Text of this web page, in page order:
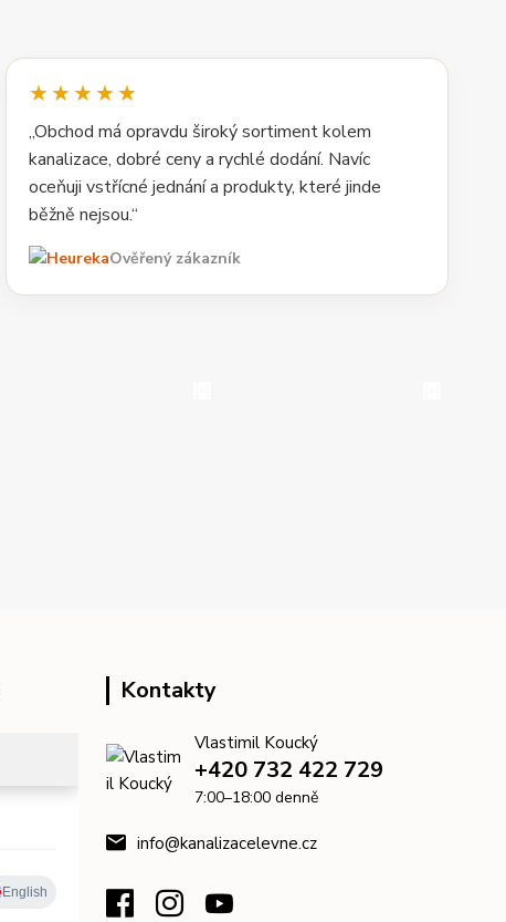
★★★★★
„Obchod má opravdu široký sortiment kolem
kanalizace, dobré ceny a rychlé dodání. Navíc
oceňuji vstřícné jednání a produkty, které jinde
běžně nejsou.“
Ověřený zákazník
Kontakty
Vlastimil Koucký
+420 732 422 729
7:00–18:00 denně
info@kanalizacelevne.cz